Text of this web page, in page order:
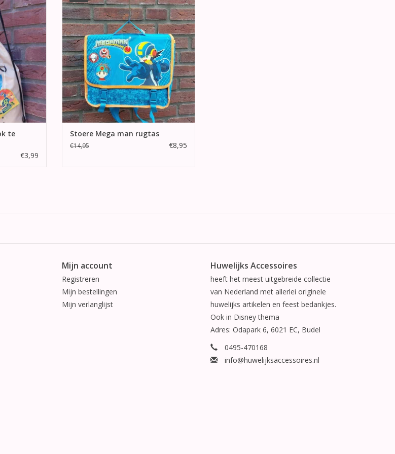
te
€3,99
deze tas is ook handig als je gaat sporten
of een dagje weg.
TOEVOEGEN AAN WINKELWAGEN
Stoere Mega man rugtas
€14,95 €8,95
Mijn account
Registreren
Mijn bestellingen
Mijn verlanglijst
Huwelijks Accessoires
heeft het meest uitgebreide collectie
van Nederland met allerlei originele
huwelijks artikelen en feest bedankjes.
Ook in Disney thema
Adres: Odapark 6, 6021 EC, Budel
0495-470168
info@huwelijksaccessoires.nl